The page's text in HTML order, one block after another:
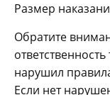
Размер
Обратите
нарушил
Если нет